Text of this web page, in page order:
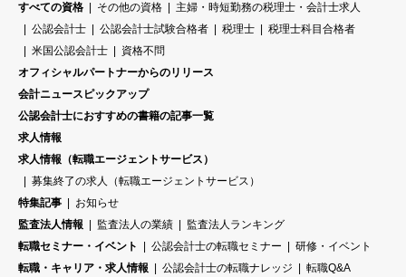
すべての資格
その他の資格
主婦・時短勤務の税理士・会計士求人
公認会計士
公認会計士試験合格者 税理士
税理士科目合格者
米国公認会計士
資格不問
オフィシャルパートナーからのリリース
会計ニュースピックアップ
公認会計士におすすめの書籍の記事一覧
求人情報
求人情報（転職エージェントサービス）
募集終了の求人（転職エージェントサービス）
特集記事
お知らせ
監査法人情報
監査法人の業績
監査法人ランキング
転職セミナー・イベント
公認会計士の転職セミナー
研修・イベント
転職・キャリア・求人情報
公認会計士の転職ナレッジ 転職Q&A